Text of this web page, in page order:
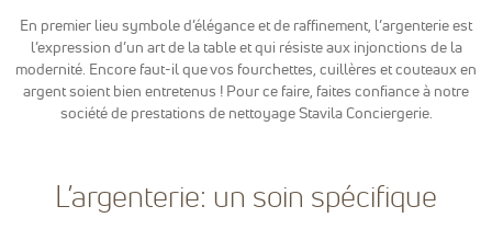
En premier lieu symbole d’élégance et de raffinement, l’argenterie est
l’expression d’un art de la table et qui résiste aux injonctions de la
modernité. Encore faut-il que vos fourchettes, cuillères et couteaux en
argent soient bien entretenus ! Pour ce faire, faites confiance à notre
société de prestations de nettoyage Stavila Conciergerie.
L’argenterie: un soin spécifique
internet pour
permettre
notamment
d'avoir accès à
cartographie
qu'aux
fonctionnalités